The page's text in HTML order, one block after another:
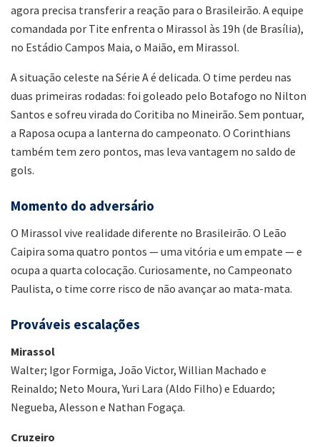
agora precisa transferir a reação para o Brasileirão. A equipe
comandada por Tite enfrenta o Mirassol às 19h (de Brasília),
no Estádio Campos Maia, o Maião, em Mirassol.
A situação celeste na Série A é delicada. O time perdeu nas
duas primeiras rodadas: foi goleado pelo Botafogo no Nilton
Santos e sofreu virada do Coritiba no Mineirão. Sem pontuar,
a Raposa ocupa a lanterna do campeonato. O Corinthians
também tem zero pontos, mas leva vantagem no saldo de
gols.
Momento do adversário
O Mirassol vive realidade diferente no Brasileirão. O Leão
Caipira soma quatro pontos — uma vitória e um empate — e
ocupa a quarta colocação. Curiosamente, no Campeonato
Paulista, o time corre risco de não avançar ao mata-mata.
Prováveis escalações
Mirassol
Walter; Igor Formiga, João Victor, Willian Machado e
Reinaldo; Neto Moura, Yuri Lara (Aldo Filho) e Eduardo;
Negueba, Alesson e Nathan Fogaça.
Cruzeiro